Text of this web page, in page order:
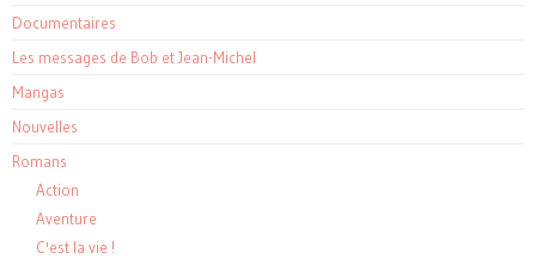
Documentaires
Les messages de Bob et Jean-Michel
Mangas
Nouvelles
Romans
Action
Aventure
C'est la vie !